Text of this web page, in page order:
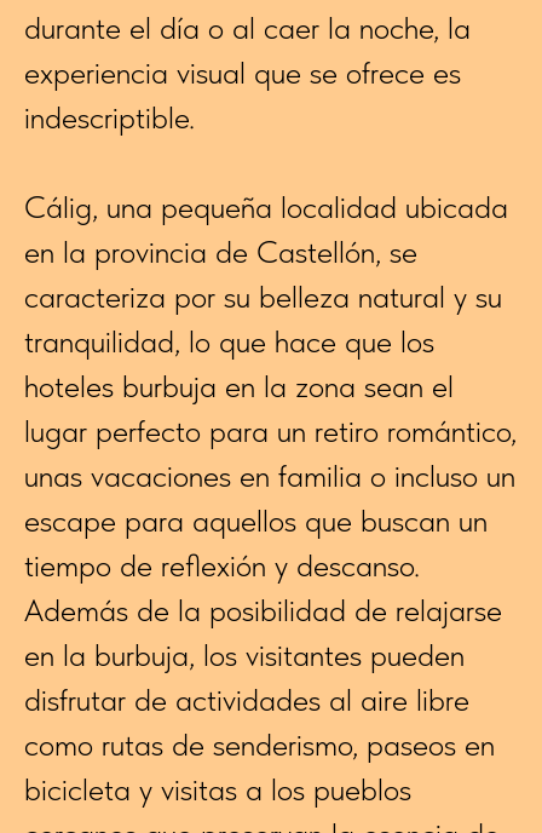
durante el día o al caer la noche, la
experiencia visual que se ofrece es
indescriptible.
Cálig, una pequeña localidad ubicada
en la provincia de Castellón, se
caracteriza por su belleza natural y su
tranquilidad, lo que hace que los
hoteles burbuja en la zona sean el
lugar perfecto para un retiro romántico,
unas vacaciones en familia o incluso un
escape para aquellos que buscan un
tiempo de reflexión y descanso.
Además de la posibilidad de relajarse
en la burbuja, los visitantes pueden
disfrutar de actividades al aire libre
como rutas de senderismo, paseos en
bicicleta y visitas a los pueblos